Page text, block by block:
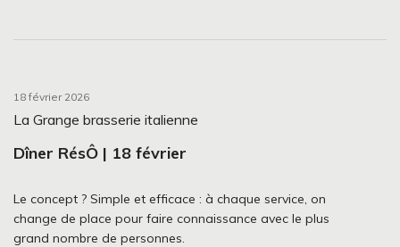
18 février 2026
La Grange brasserie italienne
Dîner RésÔ | 18 février
Le concept ? Simple et efficace : à chaque service, on
change de place pour faire connaissance avec le plus
grand nombre de personnes.